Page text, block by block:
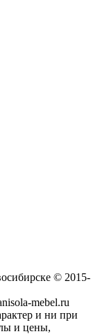
© 2015-
mebel.ru
и ни при
и цены,